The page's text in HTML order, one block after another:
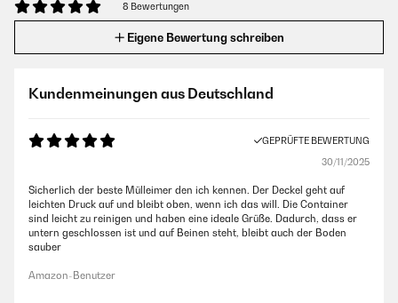
8 Bewertungen
Eigene Bewertung schreiben
Kundenmeinungen aus Deutschland
GEPRÜFTE BEWERTUNG
30/11/2025
Sicherlich der beste Mülleimer den ich kennen. Der Deckel geht auf
leichten Druck auf und bleibt oben, wenn ich das will. Die Container
sind leicht zu reinigen und haben eine ideale Grüße. Dadurch, dass er
untern geschlossen ist und auf Beinen steht, bleibt auch der Boden
sauber
Amazon-Benutzer